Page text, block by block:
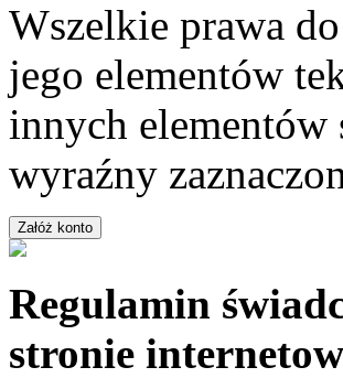
Wszelkie prawa
jego elementów
innych elementów
wyraźny
Regulamin
stronie